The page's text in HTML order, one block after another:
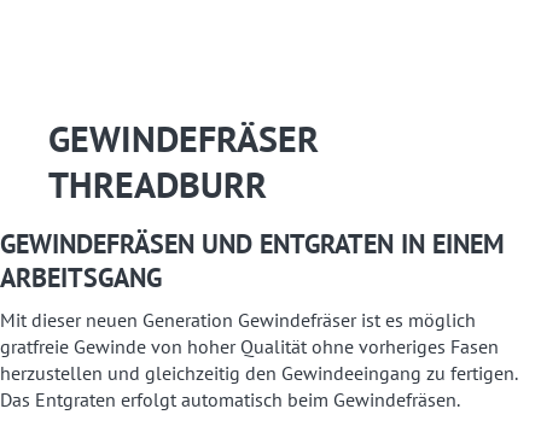
GEWINDEFRÄSER
THREADBURR
GEWINDEFRÄSEN UND ENTGRATEN IN EINEM
ARBEITSGANG
Mit dieser neuen Generation Gewindefräser ist es möglich
gratfreie Gewinde von hoher Qualität ohne vorheriges Fasen
herzustellen und gleichzeitig den Gewindeeingang zu fertigen.
Das Entgraten erfolgt automatisch beim Gewindefräsen.